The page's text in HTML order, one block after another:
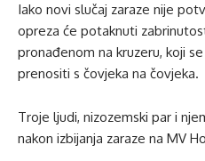
Iako novi slučaj zaraze nije
opreza će potaknuti
pronađenom na kruzeru, koji
prenositi s čovjeka na čovjeka.
Troje ljudi, nizozemski par i
nakon izbijanja zaraze na MV